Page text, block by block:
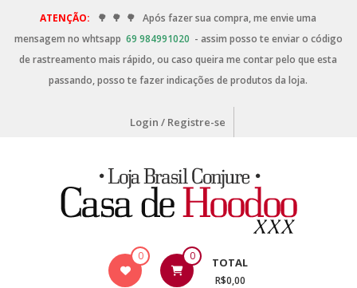
ATENÇÃO: 🌳 🌳 🌳 Após fazer sua compra, me envie uma
mensagem no whtsapp 69 984991020 - assim posso te enviar o código
de rastreamento mais rápido, ou caso queira me contar pelo que esta
passando, posso te fazer indicações de produtos da loja.
Login / Registre-se
0 0 TOTAL
R$0,00